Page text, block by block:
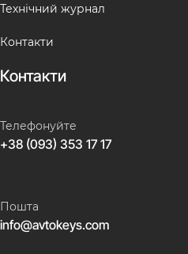
Технічний журнал
Контакти
Контакти
Телефонуйте
+38 (093) 353 17 17
Пошта
info@avtokeys.com